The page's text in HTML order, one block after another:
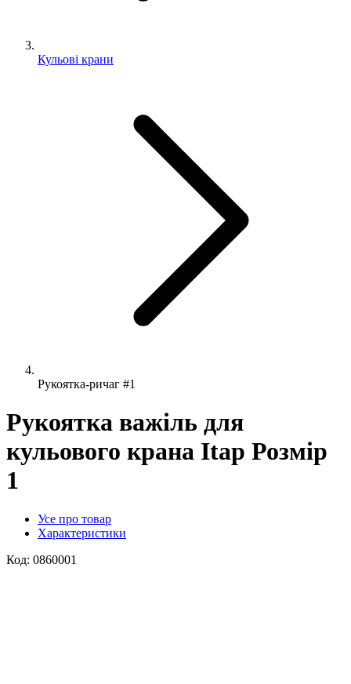
Кульові крани
Рукоятка-ричаг #1
Рукоятка важіль для
кульового крана Itap Розмір
1
Усе про товар
Характеристики
Код: 0860001